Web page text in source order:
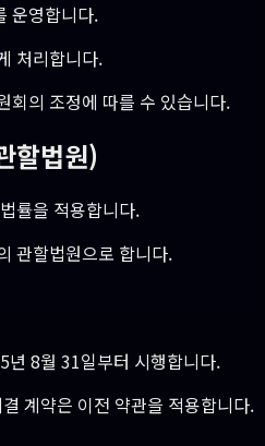
운영합니다.
처리합니다.
의 조정에 따를 수 있습니다.
할법원)
률을 적용합니다.
관할법원으로 합니다.
8월 31일부터 시행합니다.
계약은 이전 약관을 적용합니다.